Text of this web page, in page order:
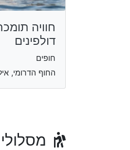
חוויה
דולפינים
חופים
החוף הדרומי,